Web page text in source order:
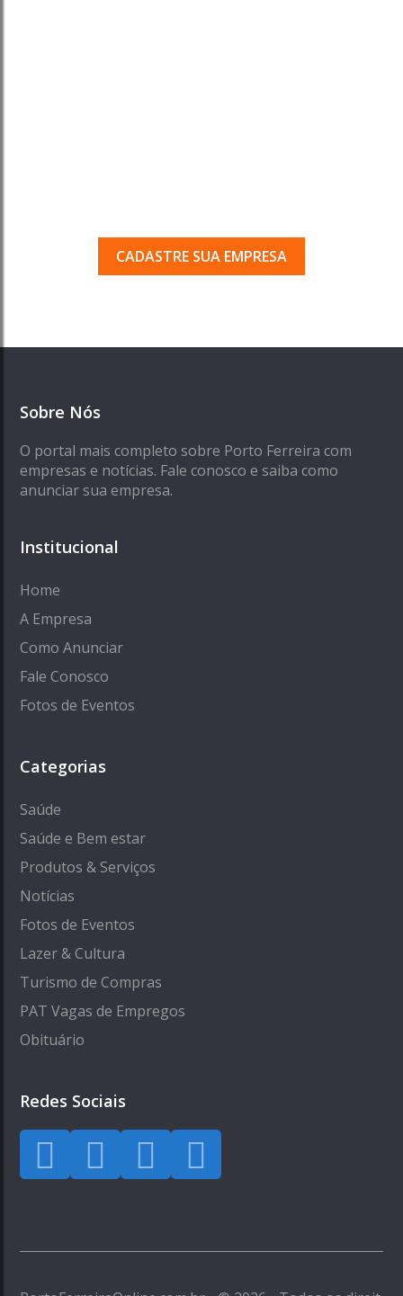
CADASTRE SUA EMPRESA
Sobre Nós
O portal mais completo sobre Porto Ferreira com
empresas e notícias. Fale conosco e saiba como
anunciar sua empresa.
Institucional
Home
A Empresa
Como Anunciar
Fale Conosco
Fotos de Eventos
Categorias
Saúde
Saúde e Bem estar
Produtos & Serviços
Notícias
Fotos de Eventos
Lazer & Cultura
Turismo de Compras
PAT Vagas de Empregos
Obituário
Redes Sociais